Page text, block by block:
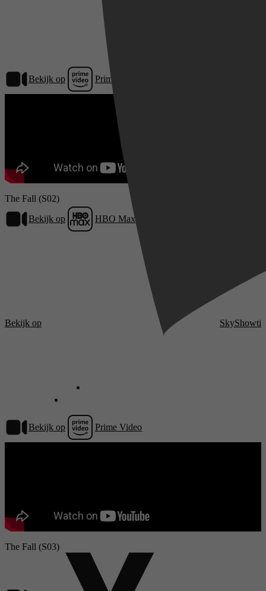
Bekijk op Prime Video
The Fall (S02)
Bekijk op
HBO Max
Bekijk op
Bekijk op Prime Video
The Fall (S03)